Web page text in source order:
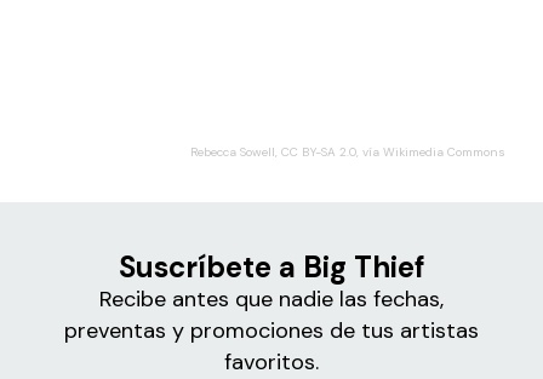
Rebecca Sowell, CC BY-SA 2.0, vía Wikimedia Commons
Suscríbete a Big Thief
Recibe antes que nadie las fechas,
preventas y promociones de tus artistas
favoritos.